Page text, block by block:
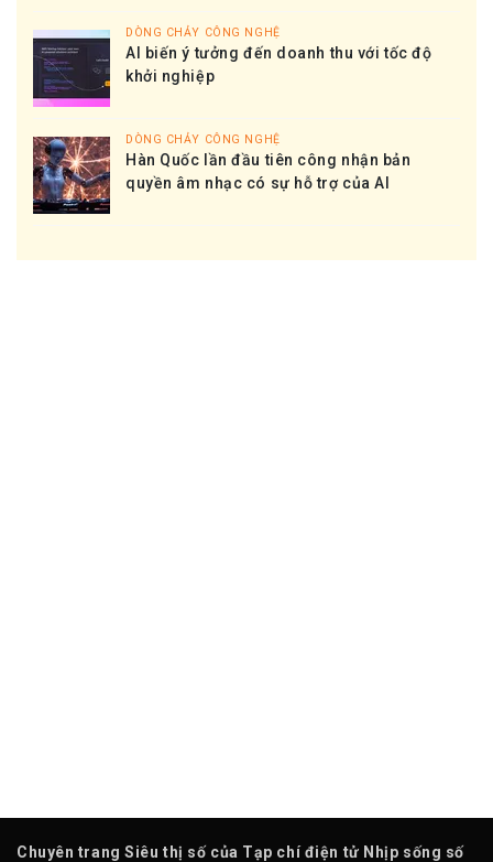
DÒNG CHẢY CÔNG NGHỆ
AI biến ý tưởng đến doanh thu với tốc độ
khởi nghiệp
DÒNG CHẢY CÔNG NGHỆ
Hàn Quốc lần đầu tiên công nhận bản
quyền âm nhạc có sự hỗ trợ của AI
Chuyên trang Siêu thị số của Tạp chí điện tử Nhịp sống số